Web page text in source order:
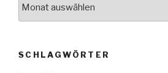
SCHLAGWÖRTER